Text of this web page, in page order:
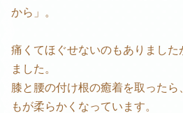
から」。
痛くてほぐせないのもありまし
ました。
膝と腰の付け根の癒着を取った
もが柔らかくなっています。